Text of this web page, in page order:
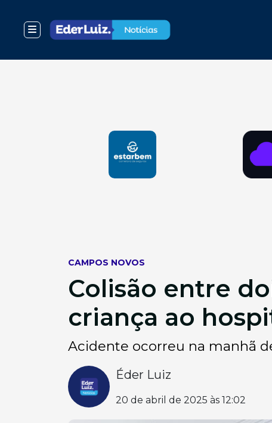
CAMPOS NOVOS
Colisão entre
criança ao
Acidente ocorreu na manhã
Éder Luiz
20 de abril de 2025 às 12:02